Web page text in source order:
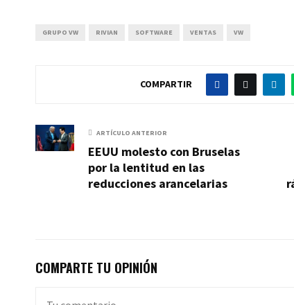
GRUPO VW RIVIAN SOFTWARE VENTAS VW
COMPARTIR
ARTÍCULO ANTERIOR
EEUU molesto con Bruselas
por la lentitud en las
reducciones arancelarias
COMPARTE TU OPINIÓN